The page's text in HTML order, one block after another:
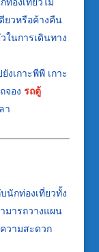
ยวหรือค้างคืน
ในการเดินทาง
งเกาะพีพี เกาะ
จอง รถตู้
า
นักท่องเที่ยวทั้ง
มารถวางแผน
วามสะดวก